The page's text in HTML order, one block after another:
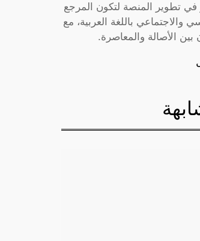
في تطوير المنصة لتكون المرجع
والاجتماعي باللغة العربية، مع
بين الأصالة والمعاصرة.